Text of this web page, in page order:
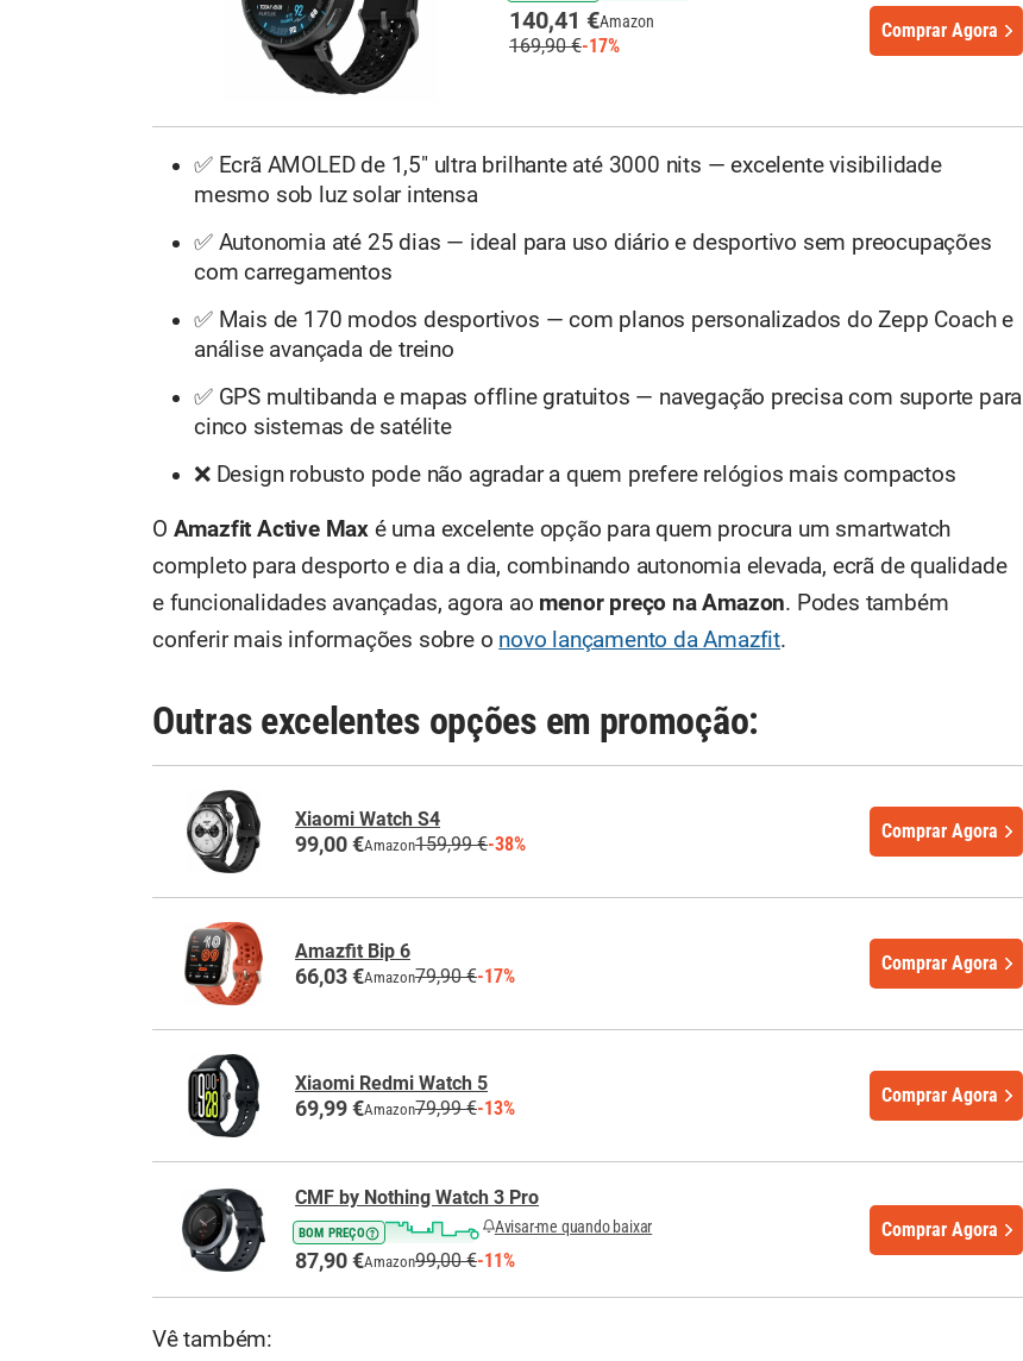
140,41 €Amazon
169,90 €-17%
Comprar Agora
✅ Ecrã AMOLED de 1,5" ultra brilhante até 3000 nits — excelente visibilidade
mesmo sob luz solar intensa
✅ Autonomia até 25 dias — ideal para uso diário e desportivo sem preocupações
com carregamentos
✅ Mais de 170 modos desportivos — com planos personalizados do Zepp Coach e
análise avançada de treino
✅ GPS multibanda e mapas offline gratuitos — navegação precisa com suporte para
cinco sistemas de satélite
❌ Design robusto pode não agradar a quem prefere relógios mais compactos
O Amazfit Active Max é uma excelente opção para quem procura um smartwatch
completo para desporto e dia a dia, combinando autonomia elevada, ecrã de qualidade
e funcionalidades avançadas, agora ao menor preço na Amazon. Podes também
conferir mais informações sobre o novo lançamento da Amazfit.
Outras excelentes opções em promoção:
Xiaomi Watch S4
99,00 €Amazon159,99 €-38%
Comprar Agora
Amazfit Bip 6
66,03 €Amazon79,90 €-17%
Comprar Agora
Xiaomi Redmi Watch 5
69,99 €Amazon79,99 €-13%
Comprar Agora
CMF by Nothing Watch 3 Pro
BOM PREÇO Avisar-me quando baixar
87,90 €Amazon99,00 €-11%
Comprar Agora
Vê também: